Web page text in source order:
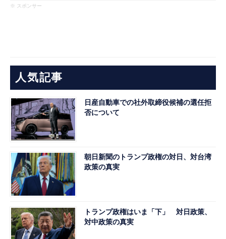
※ スポンサー
人気記事
日産自動車での社外取締役候補の選任拒
否について
朝日新聞のトランプ政権の対日、対台湾
政策の真実
トランプ政権はいま「下」 対日政策、
対中政策の真実